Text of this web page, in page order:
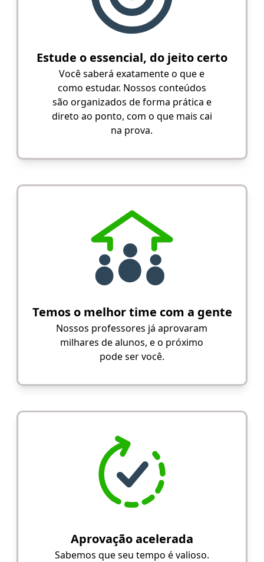
Estude o essencial, do jeito certo
Você saberá exatamente o que e
como estudar. Nossos conteúdos
são organizados de forma prática e
direto ao ponto, com o que mais cai
na prova.
Temos o melhor time com a gente
Nossos professores já aprovaram
milhares de alunos, e o próximo
pode ser você.
Aprovação acelerada
Sabemos que seu tempo é valioso.